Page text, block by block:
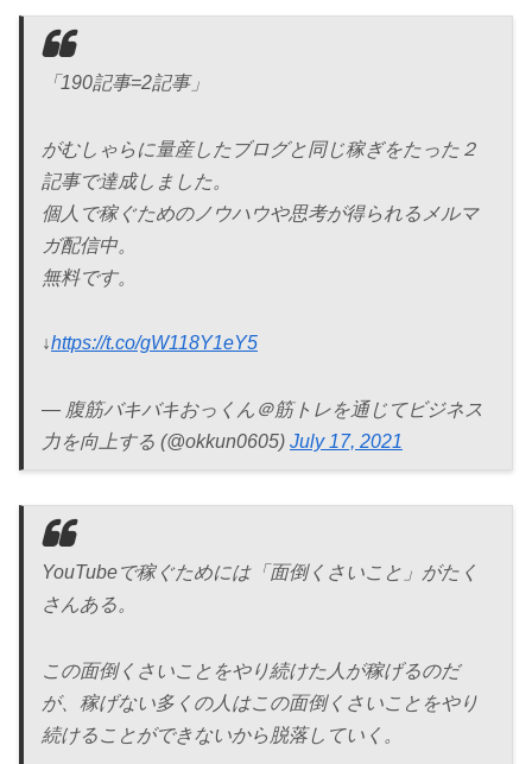
「190記事=2記事」
がむしゃらに量産したブログと同じ稼ぎをたった２
記事で達成しました。
個人で稼ぐためのノウハウや思考が得られるメルマ
ガ配信中。
無料です。
↓https://t.co/gW118Y1eY5
— 腹筋バキバキおっくん＠筋トレを通じてビジネス
力を向上する (@okkun0605) July 17, 2021
YouTubeで稼ぐためには「面倒くさいこと」がたく
さんある。
この面倒くさいことをやり続けた人が稼げるのだ
が、稼げない多くの人はこの面倒くさいことをやり
続けることができないから脱落していく。